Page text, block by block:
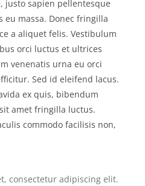
sapien pellentesque
massa. Donec fringilla
a aliquet felis. Vestibulum
orci luctus et ultrices
venenatis urna eu orci
Sed id eleifend lacus.
ex quis, bibendum
amet fringilla luctus.
commodo facilisis non,
consectetur adipiscing elit.